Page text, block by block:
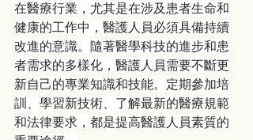
在醫療行業，尤其是在涉及患者生命和
健康的工作中，醫護人員必須具備持續
改進的意識。隨著醫學科技的進步和患
者需求的多樣化，醫護人員需要不斷更
新自己的專業知識和技能。定期參加培
訓、學習新技術、了解最新的醫療規範
和法律要求，都是提高醫護人員素質的